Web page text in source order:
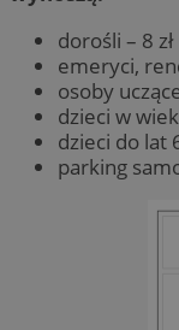
dorośli – 8 zł
emeryci,
osoby
dzieci w
dzieci do lat
parking